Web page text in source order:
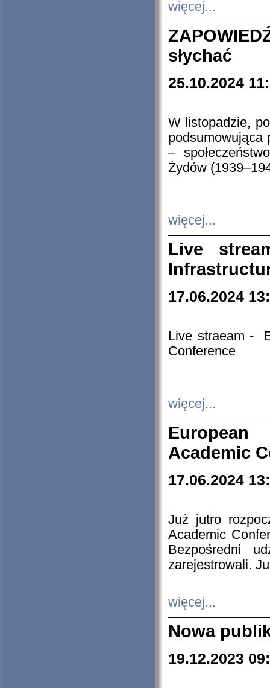
więcej...
słychać
25.10.2024
W listopadzie,
podsumowująca
–
Żydów
więcej...
Live
17.06.2024
Live straeam -
Conference
więcej...
European
Academic
17.06.2024
Już jutro
Academic
Bezpośredni
zarejestrowali.
więcej...
Nowa
19.12.2023